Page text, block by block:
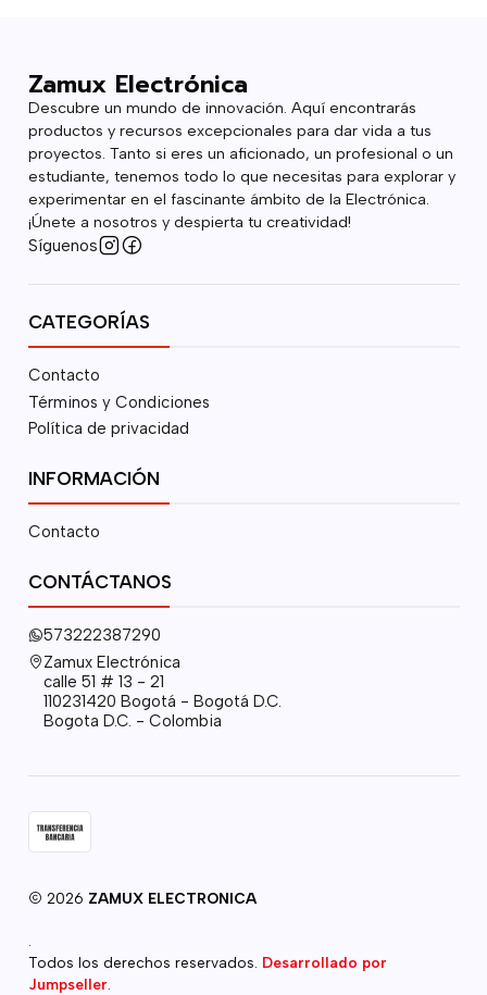
Zamux Electrónica
Descubre un mundo de innovación. Aquí encontrarás
productos y recursos excepcionales para dar vida a tus
proyectos. Tanto si eres un aficionado, un profesional o un
estudiante, tenemos todo lo que necesitas para explorar y
experimentar en el fascinante ámbito de la Electrónica.
¡Únete a nosotros y despierta tu creatividad!
Síguenos
CATEGORÍAS
Contacto
Términos y Condiciones
Política de privacidad
INFORMACIÓN
Contacto
CONTÁCTANOS
573222387290
Zamux Electrónica
calle 51 # 13 - 21
110231420 Bogotá - Bogotá D.C.
Bogota D.C. - Colombia
2026 ZAMUX ELECTRONICA
.
Todos los derechos reservados. Desarrollado por
Jumpseller.